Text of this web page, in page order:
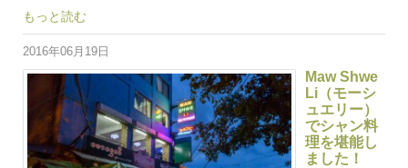
もっと読む
2016年06月19日
Maw Shwe
Li（モーシ
ュエリー）
でシャン料
理を堪能し
ました！